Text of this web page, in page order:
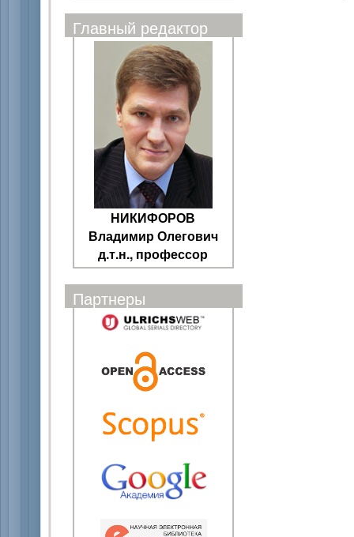
Главный редактор
НИКИФОРОВ
Владимир Олегович
д.т.н., профессор
Партнеры